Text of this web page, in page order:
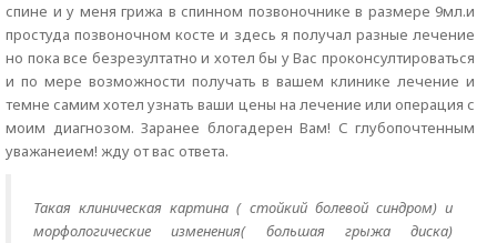
спине и у меня грижа в спинном позвоночнике в размере 9мл.и
простуда позвоночном косте и здесь я получал разные лечение
но пока все безрезултатно и хотел бы у Вас проконсултироваться
и по мере возможности получать в вашем клинике лечение и
темне самим хотел узнать ваши цены на лечение или операция с
моим диагнозом. Заранее блогадерен Вам! С глубопочтенным
уважанеием! жду от вас ответа.
Такая клиническая картина ( стойкий болевой синдром) и
морфологические изменения( большая грыжа диска)